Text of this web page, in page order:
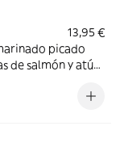
13,95 €
picado
de salmón y atún,